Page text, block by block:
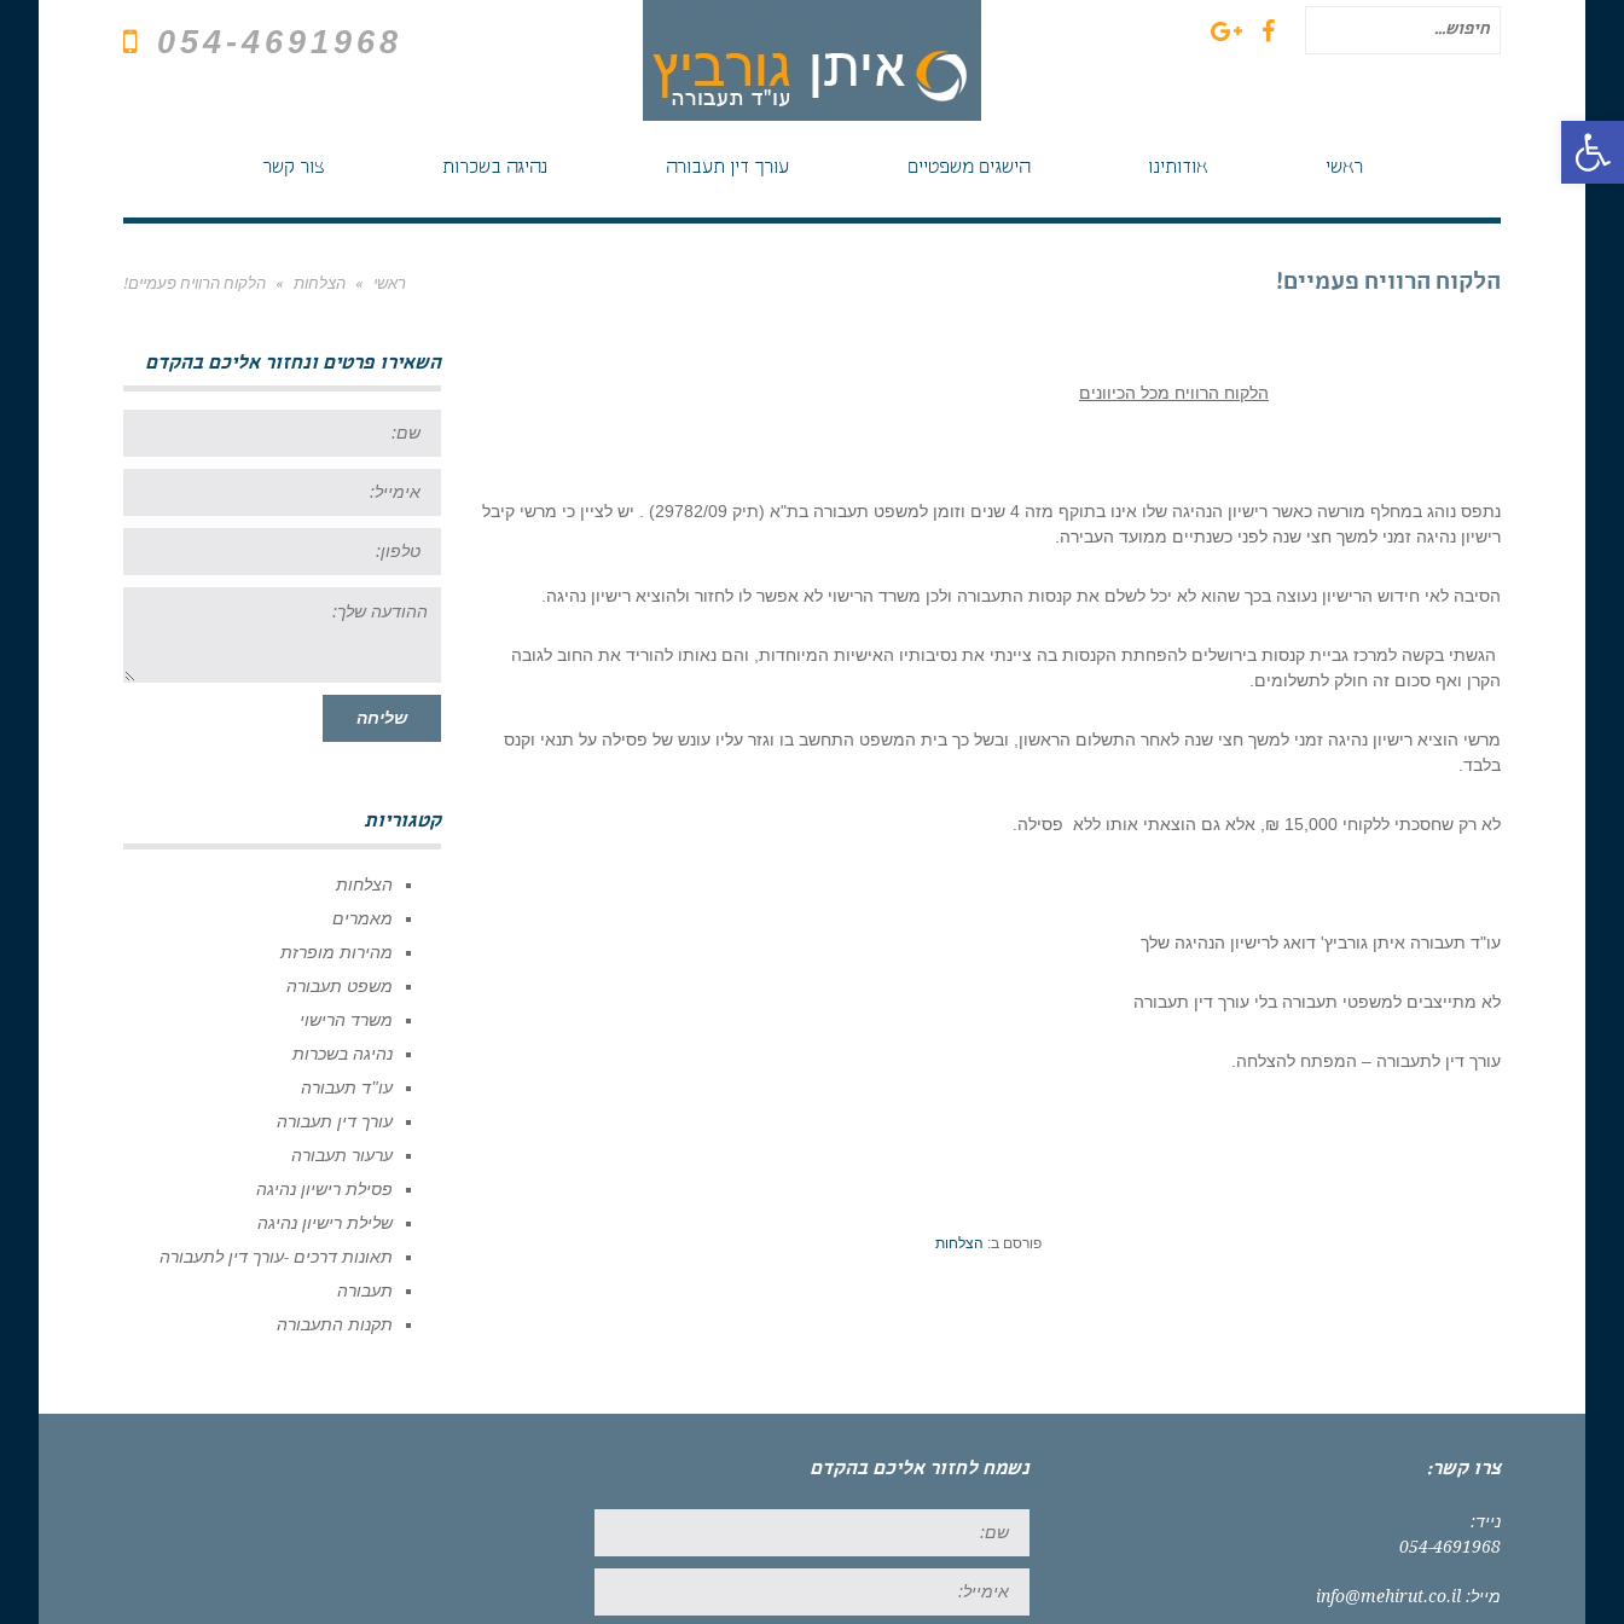
פתח סרגל נגישות
054-4691968
ראשי אודותינו הישגים משפטיים עורך דין תעבורה נהיגה בשכרות צור קשר
הלקוח הרוויח פעמיים! ראשי » הצלחות » הלקוח הרוויח פעמיים!
הלקוח הרוויח מכל הכיוונים
נתפס נוהג במחלף מורשה כאשר רישיון הנהיגה שלו אינו בתוקף מזה 4 שנים וזומן למשפט תעבורה בת"א (תיק 29782/09) . יש לציין כי מרשי קיבל
רישיון נהיגה זמני למשך חצי שנה לפני כשנתיים ממועד העבירה.
הסיבה לאי חידוש הרישיון נעוצה בכך שהוא לא יכל לשלם את קנסות התעבורה ולכן משרד הרישוי לא אפשר לו לחזור ולהוציא רישיון נהיגה.
הגשתי בקשה למרכז גביית קנסות בירושלים להפחתת הקנסות בה ציינתי את נסיבותיו האישיות המיוחדות, והם נאותו להוריד את החוב לגובה
הקרן ואף סכום זה חולק לתשלומים.
מרשי הוציא רישיון נהיגה זמני למשך חצי שנה לאחר התשלום הראשון, ובשל כך בית המשפט התחשב בו וגזר עליו עונש של פסילה על תנאי וקנס
בלבד.
לא רק שחסכתי ללקוחי 15,000 ₪, אלא גם הוצאתי אותו ללא פסילה.
עו"ד תעבורה איתן גורביץ' דואג לרישיון הנהיגה שלך
לא מתייצבים למשפטי תעבורה בלי עורך דין תעבורה
עורך דין לתעבורה – המפתח להצלחה.
פורסם ב: הצלחות
השאירו פרטים ונחזור אליכם בהקדם
שלך:
שליחה
קטגוריות
הצלחות
מאמרים
מהירות מופרזת
משפט תעבורה
משרד הרישוי
נהיגה בשכרות
עו"ד תעבורה
עורך דין תעבורה
ערעור תעבורה
פסילת רישיון נהיגה
שלילת רישיון נהיגה
תאונות דרכים -עורך דין לתעבורה
תעבורה
תקנות התעבורה
צרו קשר:
נייד:
054-4691968
מייל: info@mehirut.co.il
נשמח לחזור אליכם בהקדם